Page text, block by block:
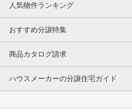
人気物件ランキング
おすすめ分譲特集
商品カタログ請求
ハウスメーカーの分譲住宅ガイド